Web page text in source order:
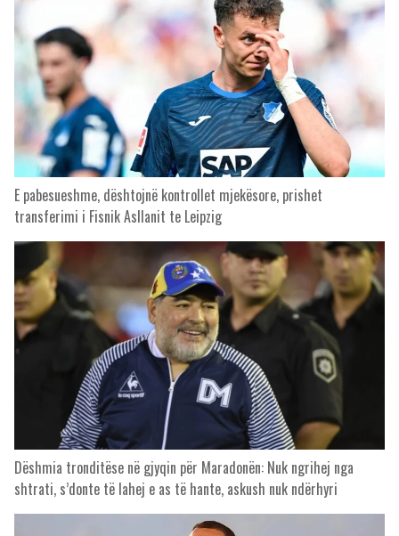
E pabesueshme, dështojnë kontrollet mjekësore, prishet
transferimi i Fisnik Asllanit te Leipzig
Dëshmia tronditëse në gjyqin për Maradonën: Nuk ngrihej nga
shtrati, s’donte të lahej e as të hante, askush nuk ndërhyri